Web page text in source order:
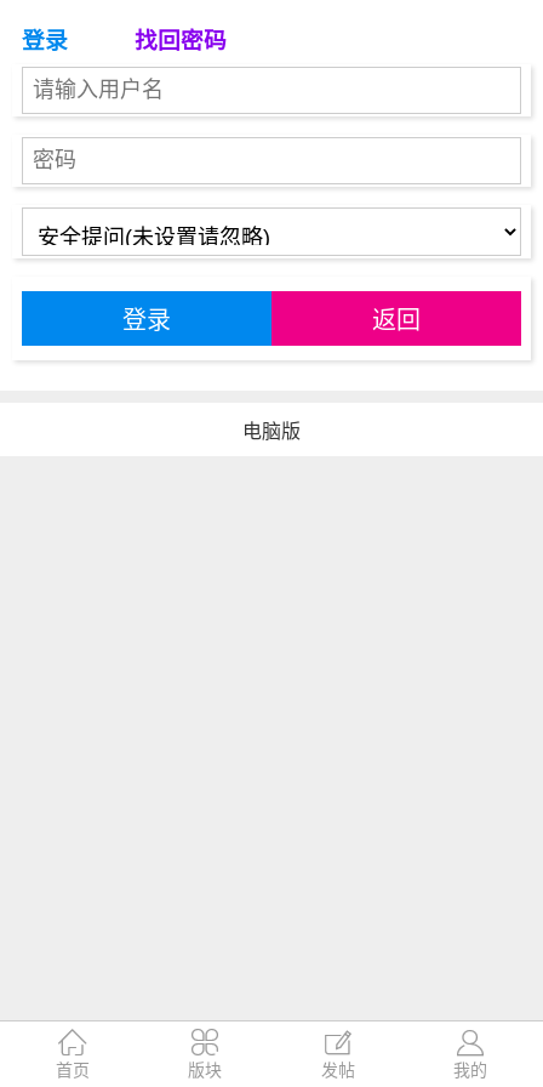
登录 找回密码
登录 返回

首页

版块

发帖

我的
电脑版